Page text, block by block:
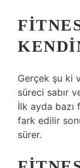
Gerçek şu ki
süreci sabır
İlk ayda bazı
fark edilir
sürer.